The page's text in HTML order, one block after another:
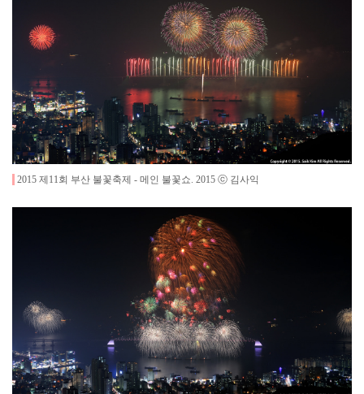
2015 제11회 부산 불꽃축제 - 메인 불꽃쇼. 2015 ⓒ 김사익